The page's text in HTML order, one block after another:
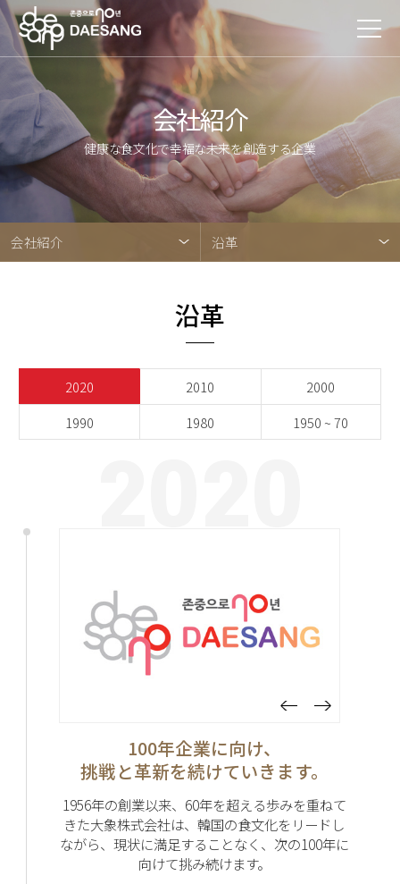
会社紹介
健康な食文化で幸福な未来を創造する企業
会社紹介 沿革
沿革
2020 2010
2000
1990
1980 1950 ~ 70
100年企業に向け、
挑戦と革新を続けていきます。
1956年の創業以来、60年を超える歩みを重ねて
きた大象株式会社は、韓国の食文化をリードし
ながら、現状に満足することなく、次の100年に
向けて挑み続けます。